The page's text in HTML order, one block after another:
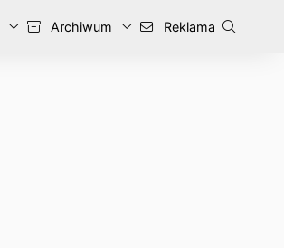
Archiwum Reklama